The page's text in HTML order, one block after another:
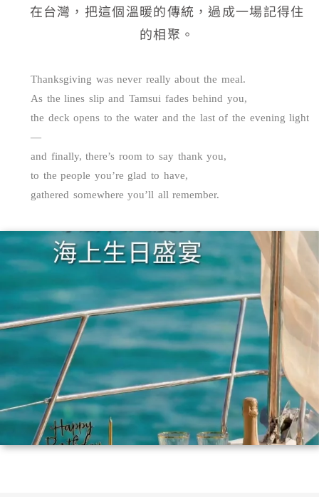
在台灣，把這個溫暖的傳統，過成一場記得住
的相聚。
Thanksgiving was never really about the meal.
As the lines slip and Tamsui fades behind you,
the deck opens to the water and the last of the evening light
—
and finally, there’s room to say thank you,
to the people you’re glad to have,
gathered somewhere you’ll all remember.